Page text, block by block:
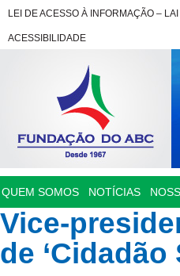
LEI DE ACESSO À INFORMAÇÃO – LAI
ACESSIBILIDADE
QUEM SOMOS NOTÍCIAS
Vice-
de ‘Cidadão